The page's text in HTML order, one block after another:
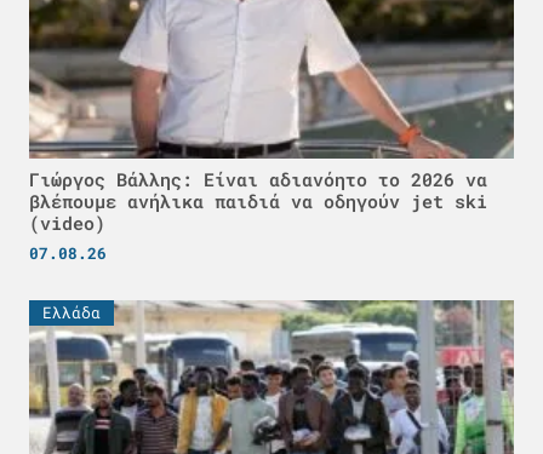
Γιώργος Βάλλης: Είναι αδιανόητο το 2026 να
βλέπουμε ανήλικα παιδιά να οδηγούν jet ski
(video)
07.08.26
Ελλάδα